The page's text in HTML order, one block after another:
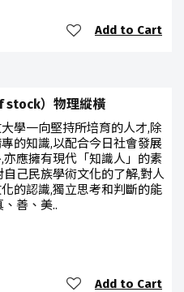
Add to Cart
stock）物理縱橫
學一向堅持所培育的人才,除
的知識,以配合今日社會發展
亦應擁有現代「知識人」的素
自己民族學術文化的了解,對人
的認識,獨立思考和判斷的能
、善、美..
Add to Cart